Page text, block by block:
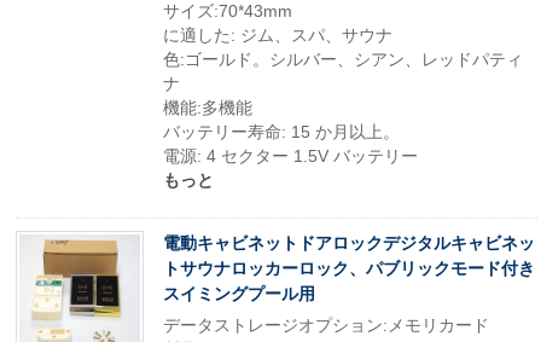
サイズ:70*43mm
に適した: ジム、スパ、サウナ
色:ゴールド。シルバー、シアン、レッドパティ
ナ
機能:多機能
バッテリー寿命: 15 か月以上。
電源: 4 セクター 1.5V バッテリー
もっと
電動キャビネットドアロックデジタルキャビネッ
トサウナロッカーロック、パブリックモード付き
スイミングプール用
データストレージオプション:メモリカード